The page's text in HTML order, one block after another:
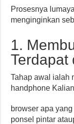
Prosesnya
menginginkan
1.
Terdapat
Tahap awal ialah
handphone
browser apa
ponsel pintar